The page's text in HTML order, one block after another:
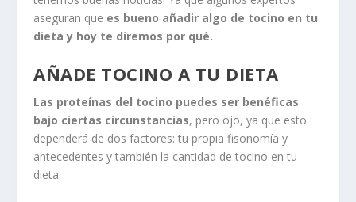
aseguran que es bueno añadir algo de tocino en tu
dieta y hoy te diremos por qué.
AÑADE TOCINO A TU DIETA
Las proteínas del tocino puedes ser benéficas
bajo ciertas circunstancias, pero ojo, ya que esto
dependerá de dos factores: tu propia fisonomía y
antecedentes y también la cantidad de tocino en tu
dieta.